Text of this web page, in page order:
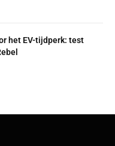
het EV-tijdperk: test